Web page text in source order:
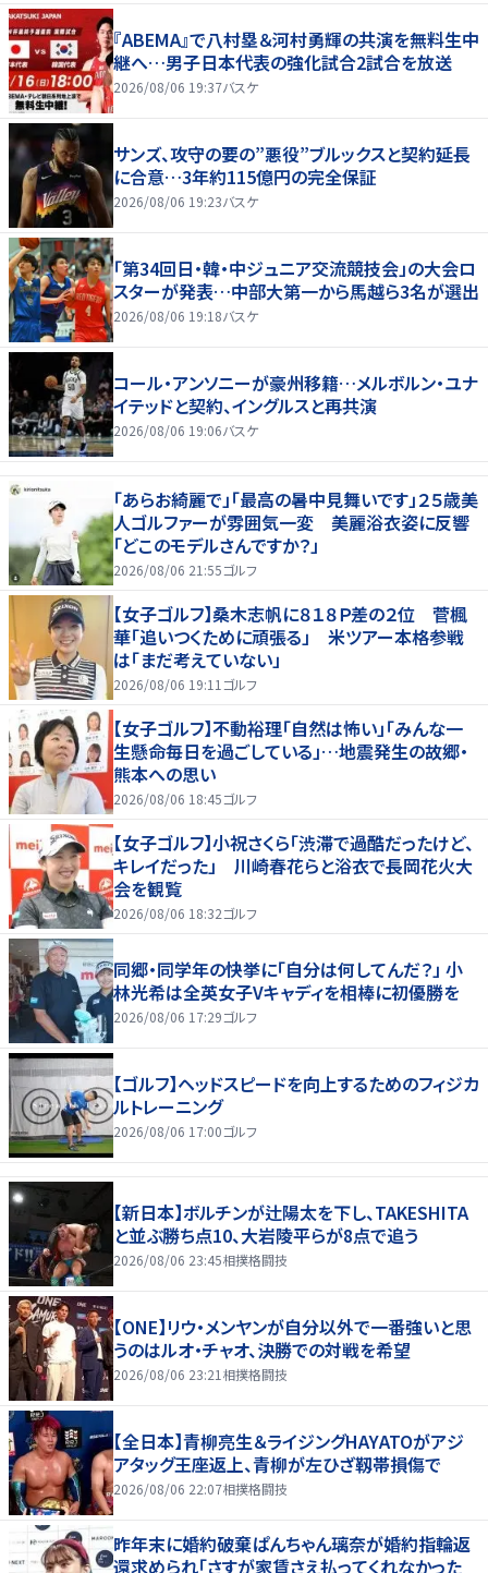
『ABEMA』で八村塁＆河村勇輝の共演を無料生中
継へ…男子日本代表の強化試合2試合を放送
2026/08/06 19:37バスケ
サンズ、攻守の要の”悪役”ブルックスと契約延長
に合意…3年約115億円の完全保証
2026/08/06 19:23バスケ
「第34回日・韓・中ジュニア交流競技会」の大会ロ
スターが発表…中部大第一から馬越ら3名が選出
2026/08/06 19:18バスケ
コール・アンソニーが豪州移籍…メルボルン・ユナ
イテッドと契約、イングルスと再共演
2026/08/06 19:06バスケ
「あらお綺麗で」「最高の暑中見舞いです」２５歳美
人ゴルファーが雰囲気一変 美麗浴衣姿に反響
「どこのモデルさんですか？」
2026/08/06 21:55ゴルフ
【女子ゴルフ】桑木志帆に８１８Ｐ差の２位 菅楓
華「追いつくために頑張る」 米ツアー本格参戦
は「まだ考えていない」
2026/08/06 19:11 ゴルフ
【女子ゴルフ】不動裕理「自然は怖い」「みんな一
生懸命毎日を過ごしている」…地震発生の故郷・
熊本への思い
2026/08/06 18:45ゴルフ
【女子ゴルフ】小祝さくら「渋滞で過酷だったけど、
キレイだった」 川崎春花らと浴衣で長岡花火大
会を観覧
2026/08/06 18:32ゴルフ
同郷・同学年の快挙に「自分は何してんだ？」 小
林光希は全英女子Vキャディを相棒に初優勝を
2026/08/06 17:29ゴルフ
【ゴルフ】ヘッドスピードを向上するためのフィジカ
ルトレーニング
2026/08/06 17:00ゴルフ
【新日本】ボルチンが辻陽太を下し、TAKESHITA
と並ぶ勝ち点10、大岩陵平らが8点で追う
2026/08/06 23:45相撲格闘技
【ONE】リウ・メンヤンが自分以外で一番強いと思
うのはルオ・チャオ、決勝での対戦を希望
2026/08/06 23:21 相撲格闘技
【全日本】青柳亮生＆ライジングHAYATOがアジ
アタッグ王座返上、青柳が左ひざ靱帯損傷で
2026/08/06 22:07相撲格闘技
昨年末に婚約破棄ぱんちゃん璃奈が婚約指輪返
還求められ「さすが家賃さえ払ってくれなかった